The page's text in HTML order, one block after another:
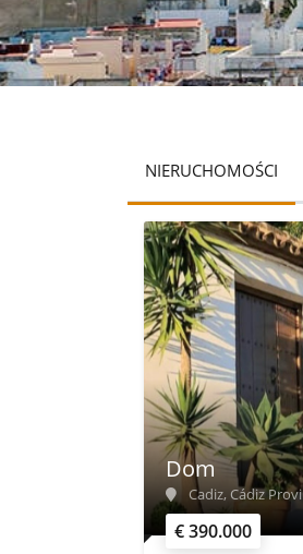
NIERUCHOMOŚCI
€ 390.000
Dom
Cadiz, Cádiz